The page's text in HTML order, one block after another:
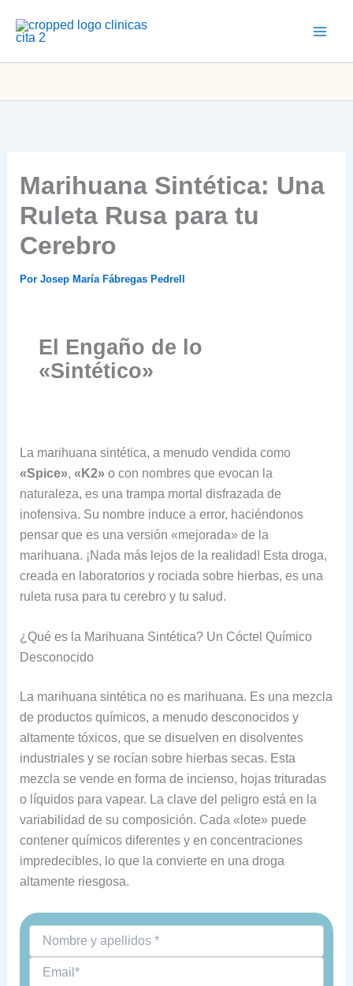
Marihuana Sintética: Una
Ruleta Rusa para tu
Cerebro
Por Josep María Fábregas Pedrell
El Engaño de lo
«Sintético»
La marihuana sintética, a menudo vendida como
«Spice», «K2» o con nombres que evocan la
naturaleza, es una trampa mortal disfrazada de
inofensiva. Su nombre induce a error, haciéndonos
pensar que es una versión «mejorada» de la
marihuana. ¡Nada más lejos de la realidad! Esta droga,
creada en laboratorios y rociada sobre hierbas, es una
ruleta rusa para tu cerebro y tu salud.
¿Qué es la Marihuana Sintética? Un Cóctel Químico
Desconocido
La marihuana sintética no es marihuana. Es una mezcla
de productos químicos, a menudo desconocidos y
altamente tóxicos, que se disuelven en disolventes
industriales y se rocían sobre hierbas secas. Esta
mezcla se vende en forma de incienso, hojas trituradas
o líquidos para vapear. La clave del peligro está en la
variabilidad de su composición. Cada «lote» puede
contener químicos diferentes y en concentraciones
impredecibles, lo que la convierte en una droga
altamente riesgosa.